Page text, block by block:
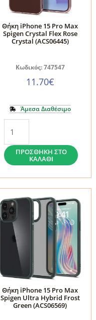
ποσότητα
Θήκη iPhone 15 Pro Max
Spigen Crystal Flex Rose
Crystal (ACS06445)
Κωδικός: 747547
11.70€
Άμεσα Διαθέσιμο
15
Pro
Max
Spigen
Crystal
Flex
Rose
Crystal
(ACS06445)
ποσότητα
ΠΡΟΣΘΉΚΗ ΣΤΟ
ΚΑΛΆΘΙ
Θήκη iPhone 15 Pro Max
Spigen Ultra Hybrid Frost
Green (ACS06569)